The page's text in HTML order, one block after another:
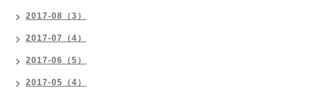
2017-08（3）
2017-07（4）
2017-06（5）
2017-05（4）